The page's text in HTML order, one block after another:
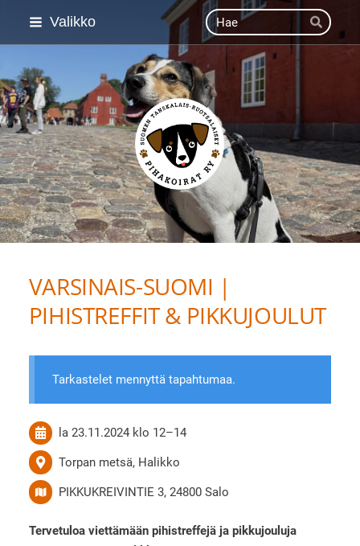
Siirry
Valikko Haku
Hae
Suomen Tanskalais-
VARSINAIS-SUOMI |
PIHISTREFFIT & PIKKUJOULUT
Tarkastelet mennyttä tapahtumaa.
la 23.11.2024 klo 12–14
Torpan metsä, Halikko
PIKKUKREIVINTIE 3, 24800 Salo
Tervetuloa viettämään pihistreffejä ja pikkujouluja